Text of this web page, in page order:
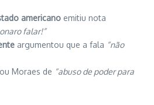
americano emitiu nota
falar!”
argumentou que a fala “não
Moraes de “abuso de poder para